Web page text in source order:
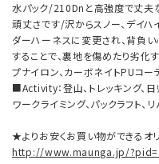
水パック/210Dnと高強度で丈夫
頑丈さです/沢からスノー、デイ
ダーハーネスに変更され、背負
することで、裏地を傷めたり劣化
プナイロン、カーボネイトPUコー
■Activity：登山、トレッキング、日
ワークライミング、パックラフト、
★よりお安くお買い物ができるオ
http://www.maunga.jp/